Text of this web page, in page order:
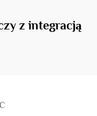
z integracją